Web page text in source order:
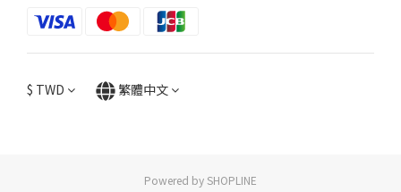
$ TWD 繁體中文
Powered by SHOPLINE